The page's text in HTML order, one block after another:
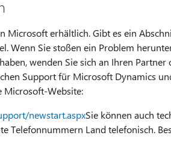
Microsoft erhältlich. Gibt es ein
Wenn Sie stoßen ein Problem
wenden Sie sich an Ihren
Support für Microsoft Dynamics
Microsoft-Website:
newstart.aspxSie können auch
Telefonnummern Land telefonisch.